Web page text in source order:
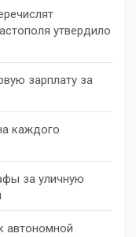
утвердило
зарплату за
каждого
за уличную
автономной